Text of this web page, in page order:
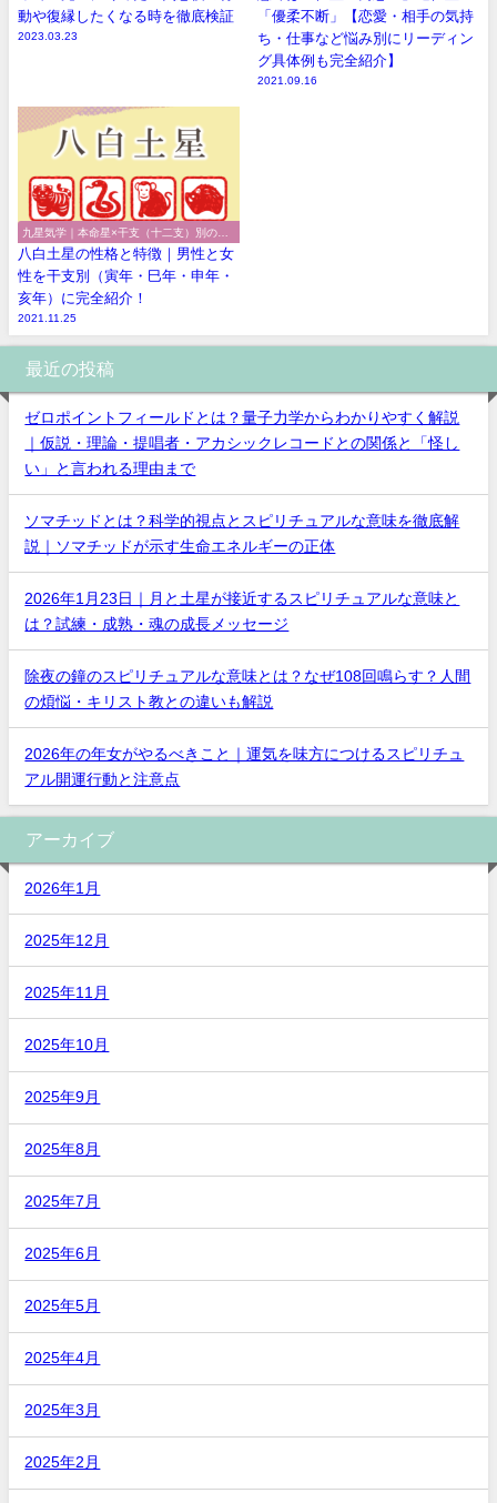
動や復縁したくなる時を徹底検証
2023.03.23
「優柔不断」【恋愛・相手の気持
ち・仕事など悩み別にリーディン
グ具体例も完全紹介】
2021.09.16
九星気学｜本命星×干支（十二支）別の性
格や特徴
八白土星の性格と特徴｜男性と女
性を干支別（寅年・巳年・申年・
亥年）に完全紹介！
2021.11.25
最近の投稿
ゼロポイントフィールドとは？量子力学からわかりやすく解説
｜仮説・理論・提唱者・アカシックレコードとの関係と「怪し
い」と言われる理由まで
ソマチッドとは？科学的視点とスピリチュアルな意味を徹底解
説｜ソマチッドが示す生命エネルギーの正体
2026年1月23日｜月と土星が接近するスピリチュアルな意味と
は？試練・成熟・魂の成長メッセージ
除夜の鐘のスピリチュアルな意味とは？なぜ108回鳴らす？人間
の煩悩・キリスト教との違いも解説
2026年の年女がやるべきこと｜運気を味方につけるスピリチュ
アル開運行動と注意点
アーカイブ
2026年1月
2025年12月
2025年11月
2025年10月
2025年9月
2025年8月
2025年7月
2025年6月
2025年5月
2025年4月
2025年3月
2025年2月